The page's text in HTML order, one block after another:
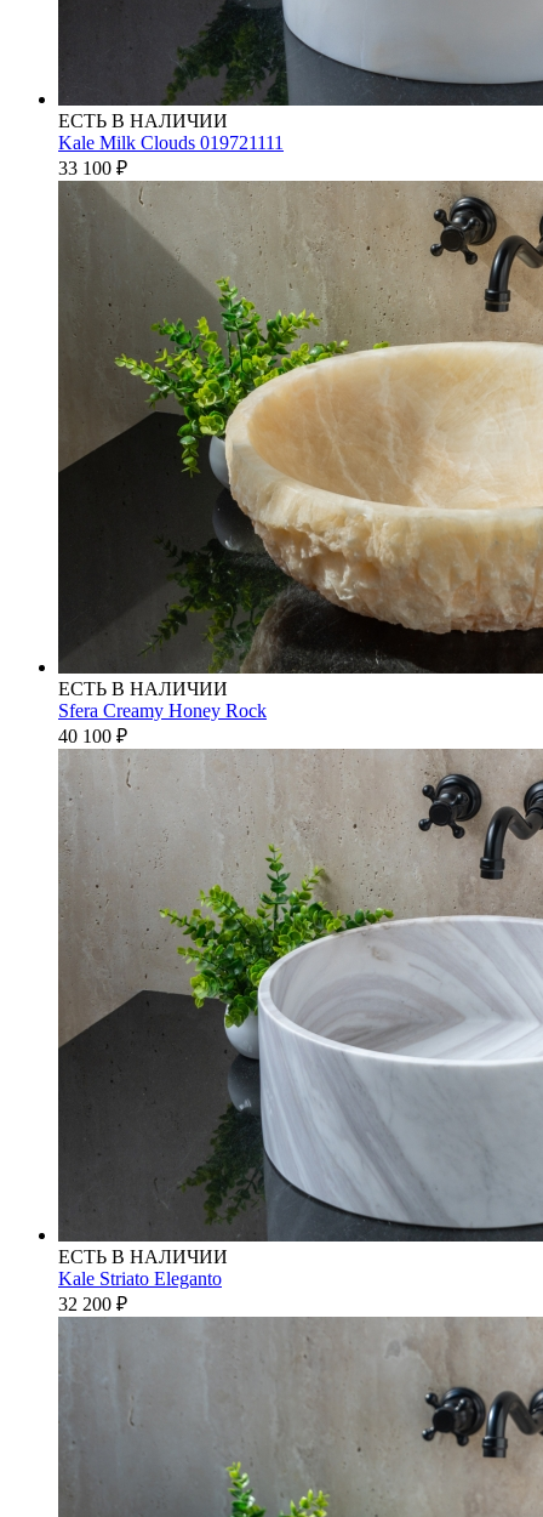
ЕСТЬ В НАЛИЧИИ
Kale Milk Clouds 019721111
33 100 ₽
ЕСТЬ В НАЛИЧИИ
Sfera Creamy Honey Rock
40 100 ₽
ЕСТЬ В НАЛИЧИИ
Kale Striato Eleganto
32 200 ₽